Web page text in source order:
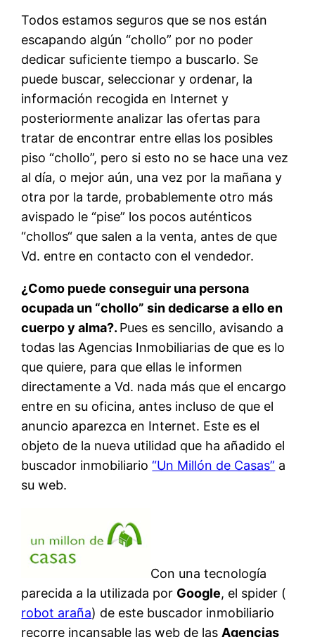
Todos estamos seguros que se nos están
escapando algún “chollo” por no poder
dedicar suficiente tiempo a buscarlo. Se
puede buscar, seleccionar y ordenar, la
información recogida en Internet y
posteriormente analizar las ofertas para
tratar de encontrar entre ellas los posibles
piso “chollo”, pero si esto no se hace una vez
al día, o mejor aún, una vez por la mañana y
otra por la tarde, probablemente otro más
avispado le “pise” los pocos auténticos
“chollos“ que salen a la venta, antes de que
Vd. entre en contacto con el vendedor.
¿Como puede conseguir una persona
ocupada un “chollo” sin dedicarse a ello en
cuerpo y alma?. Pues es sencillo, avisando a
todas las Agencias Inmobiliarias de que es lo
que quiere, para que ellas le informen
directamente a Vd. nada más que el encargo
entre en su oficina, antes incluso de que el
anuncio aparezca en Internet. Este es el
objeto de la nueva utilidad que ha añadido el
buscador inmobiliario“Un Millón de Casas” a
su web.
Con una tecnología
parecida a la utilizada por Google, el spider (
robot araña) de este buscador inmobiliario
recorre incansable las web de las Agencias